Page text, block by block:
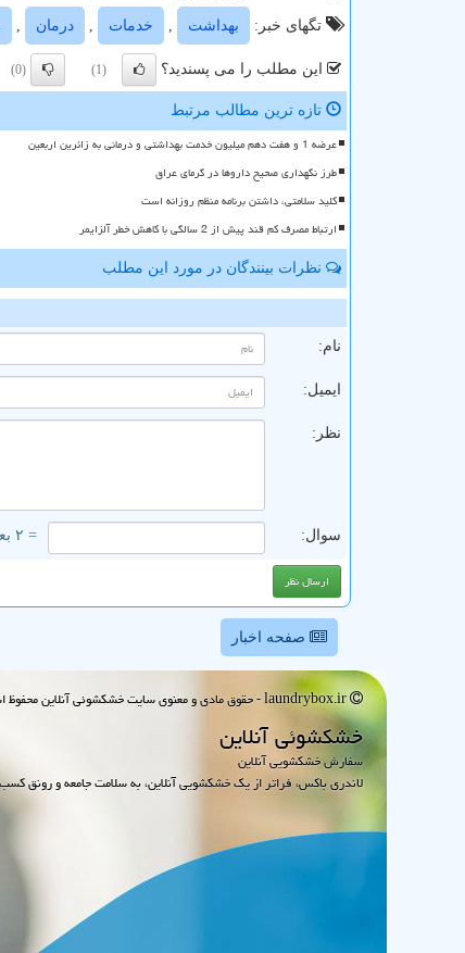
تگهای خبر: بهداشت خدمات درمان
این مطلب را می پسندید؟ (1)
(0)
تازه ترین مطالب مرتبط
عرضه 1 و هفت دهم میلیون خدمت بهداشتی و درمانی به زائرین اربعین
طرز نگهداری صحیح داروها در گرمای عراق
کلید سلامتی، داشتن برنامه منظم روزانه است
ارتباط مصرف کم قند پیش از 2 سالگی با کاهش خطر آلزایمر
نظرات بینندگان در مورد این مطلب
نام:
ایمیل:
نظر:
سوال: = ۲ بعلاوه ۲
صفحه اخبار
laundrybox.ir - حقوق مادی و معنوی سایت خشكشوئی آنلاین محفوظ است : 1395~1405
خشكشوئی آنلاین
سفارش خشکشویی آنلاین
لاندری باکس، فراتر از یک خشکشویی آنلاین، به سلامت جامعه و رونق